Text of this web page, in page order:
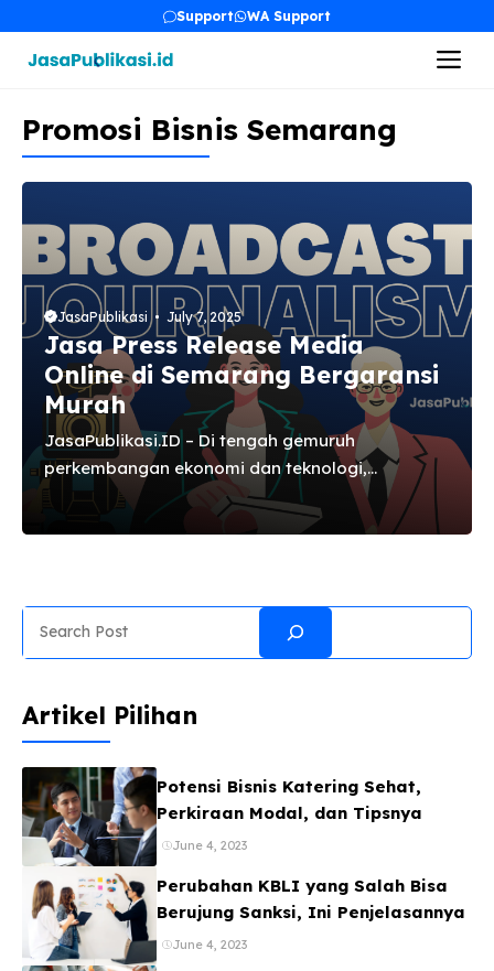
content
Support WA Support
Promosi Bisnis Semarang
JasaPublikasi July 7, 2025
Jasa Press Release Media
Online di Semarang Bergaransi
Murah
JasaPublikasi.ID – Di tengah gemuruh
perkembangan ekonomi dan teknologi,
Semarang tak hanya dikenal sebagai ibu kota
Provinsi Jawa Tengah yang kaya akan sejarah
pariwisata, manufaktur, hingga startup digital,
setiap entitas berlomba-lomba untuk
mendapatkan perhatian dan kepercayaan
sangat krusial. Mereka adalah gerbang utama
informasi, pembentuk opini, dan penentu arah
tren di kalangan masyarakat modern. Namun,
bagaimana cara memastikan pesan Anda tidak
...
Search
Artikel Pilihan
Potensi Bisnis Katering Sehat,
Perkiraan Modal, dan Tipsnya
June 4, 2023
Perubahan KBLI yang Salah Bisa
Berujung Sanksi, Ini Penjelasannya
June 4, 2023